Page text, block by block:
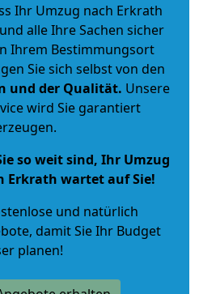
Ihr Umzug nach Erkrath
alle Ihre Sachen sicher
Ihrem Bestimmungsort
Sie sich selbst von den
und der Qualität. Unsere
wird Sie garantiert
so weit sind, Ihr Umzug
Erkrath wartet auf Sie!
und natürlich
, damit Sie Ihr Budget
planen!